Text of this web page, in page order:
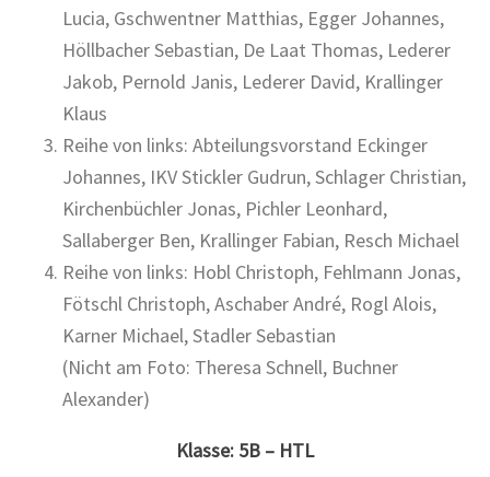
Lucia, Gschwentner Matthias, Egger Johannes,
Höllbacher Sebastian, De Laat Thomas, Lederer
Jakob, Pernold Janis, Lederer David, Krallinger
Klaus
Reihe von links: Abteilungsvorstand Eckinger
Johannes, IKV Stickler Gudrun, Schlager Christian,
Kirchenbüchler Jonas, Pichler Leonhard,
Sallaberger Ben, Krallinger Fabian, Resch Michael
Reihe von links: Hobl Christoph, Fehlmann Jonas,
Fötschl Christoph, Aschaber André, Rogl Alois,
Karner Michael, Stadler Sebastian
(Nicht am Foto: Theresa Schnell, Buchner
Alexander)
Klasse: 5B – HTL